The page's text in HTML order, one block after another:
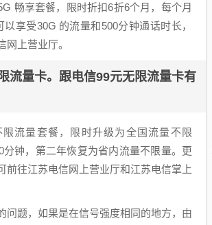
畅享套餐，限时折扣6折6个月，每个月
以享受30G 的流量和500分钟通话时长，
网上营业厅。
流量卡。跟电信99元无限流量卡有
流量套餐，限时升级为全国流量不限
分钟，第二年恢复为省内流量不限量。更
前往江苏电信网上营业厅和江苏电信掌上
题，如果是在信号强度相同的地方，由